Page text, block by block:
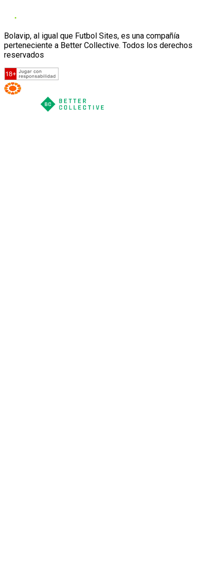
Bolavip, al igual que Futbol Sites, es una compañía
perteneciente a Better Collective. Todos los derechos
reservados